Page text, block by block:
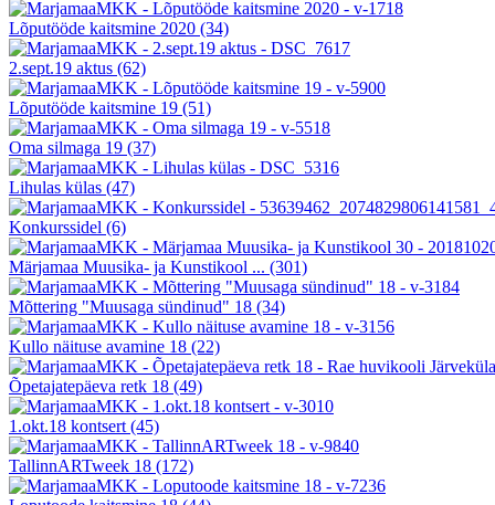
Lõputööde kaitsmine 2020 (34)
2.sept.19 aktus (62)
Lõputööde kaitsmine 19 (51)
Oma silmaga 19 (37)
Lihulas külas (47)
Konkurssidel (6)
Märjamaa Muusika- ja Kunstikool ... (301)
Mõttering "Muusaga sündinud" 18 (34)
Kullo näituse avamine 18 (22)
Õpetajatepäeva retk 18 (49)
1.okt.18 kontsert (45)
TallinnARTweek 18 (172)